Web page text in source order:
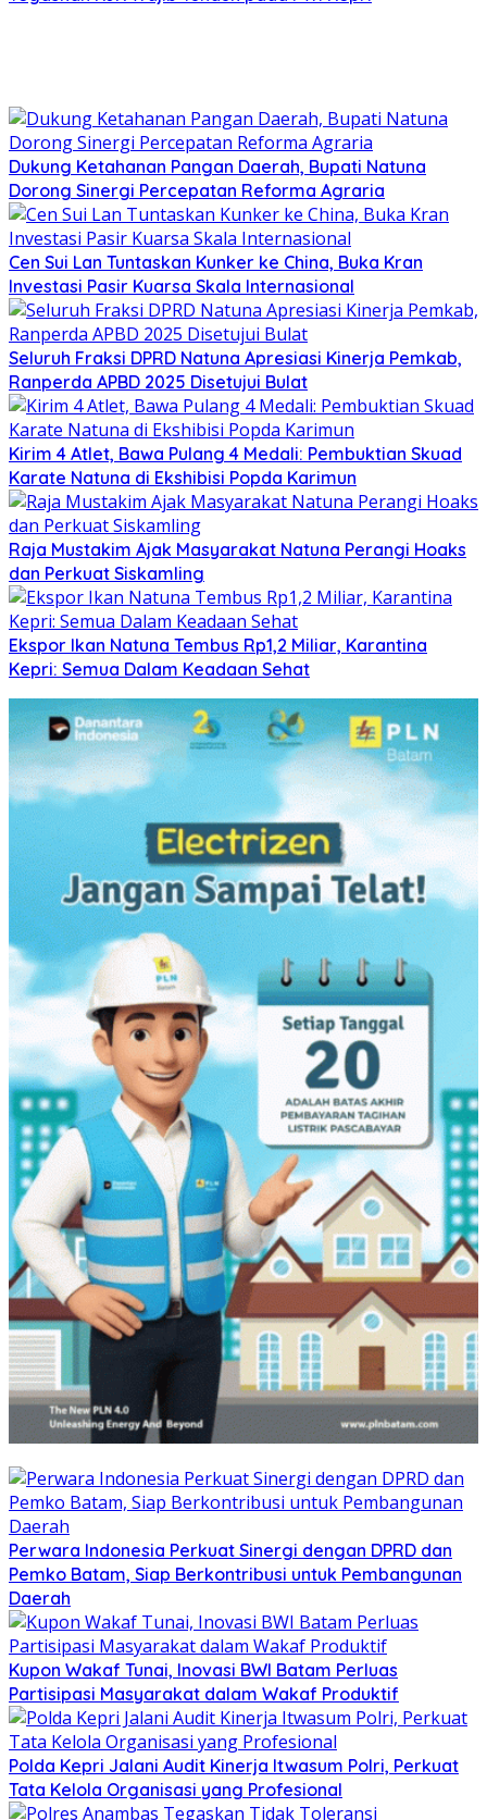
Dukung Ketahanan Pangan Daerah, Bupati Natuna
Dorong Sinergi Percepatan Reforma Agraria
Cen Sui Lan Tuntaskan Kunker ke China, Buka Kran
Investasi Pasir Kuarsa Skala Internasional
Seluruh Fraksi DPRD Natuna Apresiasi Kinerja Pemkab,
Ranperda APBD 2025 Disetujui Bulat
Kirim 4 Atlet, Bawa Pulang 4 Medali: Pembuktian Skuad
Karate Natuna di Ekshibisi Popda Karimun
Raja Mustakim Ajak Masyarakat Natuna Perangi Hoaks
dan Perkuat Siskamling
Ekspor Ikan Natuna Tembus Rp1,2 Miliar, Karantina
Kepri: Semua Dalam Keadaan Sehat
Perwara Indonesia Perkuat Sinergi dengan DPRD dan
Pemko Batam, Siap Berkontribusi untuk Pembangunan
Daerah
Kupon Wakaf Tunai, Inovasi BWI Batam Perluas
Partisipasi Masyarakat dalam Wakaf Produktif
Polda Kepri Jalani Audit Kinerja Itwasum Polri, Perkuat
Tata Kelola Organisasi yang Profesional